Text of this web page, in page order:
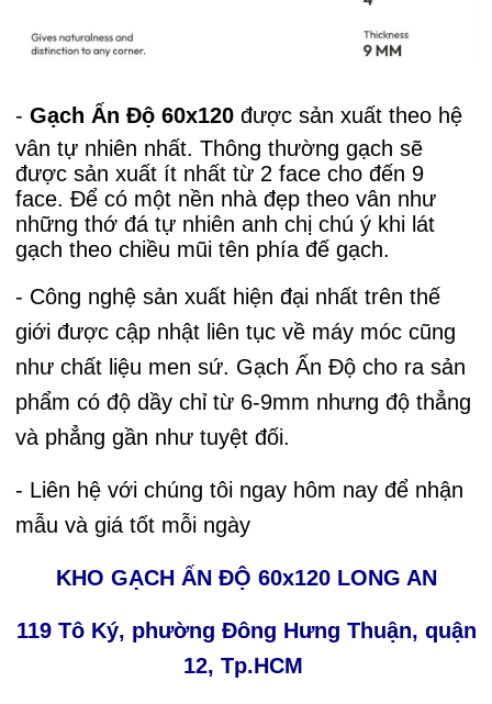
-Gạch Ấn Độ 60x120 được sản xuất theo hệ
vân tự nhiên nhất. Thông thường gạch sẽ
được sản xuất ít nhất từ 2 face cho đến 9
face. Để có một nền nhà đẹp theo vân như
những thớ đá tự nhiên anh chị chú ý khi lát
gạch theo chiều mũi tên phía đế gạch.
- Công nghệ sản xuất hiện đại nhất trên thế
giới được cập nhật liên tục về máy móc cũng
như chất liệu men sứ. Gạch Ấn Độ cho ra sản
phẩm có độ dầy chỉ từ 6-9mm nhưng độ thẳng
và phẳng gần như tuyệt đối.
- Liên hệ với chúng tôi ngay hôm nay để nhận
mẫu và giá tốt mỗi ngày
KHO GẠCH ẤN ĐỘ 60x120 LONG AN
119 Tô Ký, phường Đông Hưng Thuận, quận
12, Tp.HCM